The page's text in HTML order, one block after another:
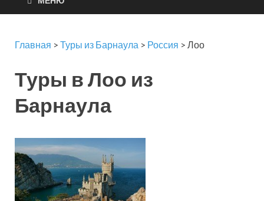
Главная > Туры из Барнаула > Россия > Лоо
Туры в Лоо из
Барнаула